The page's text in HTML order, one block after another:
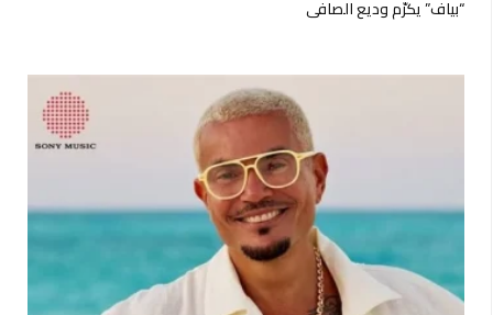
“بياف” يكرّم وديع الصافي